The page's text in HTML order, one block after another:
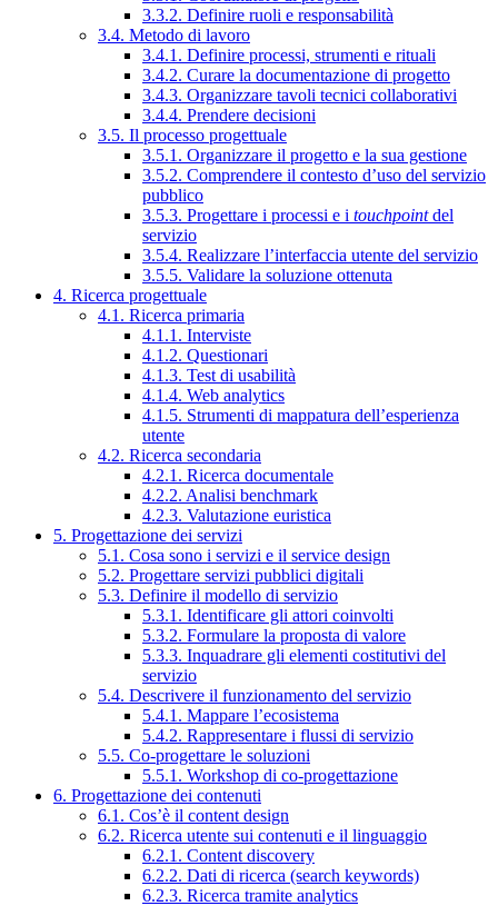
3.3.2. Definire ruoli e responsabilità
3.4. Metodo di lavoro
3.4.1. Definire processi, strumenti e rituali
3.4.2. Curare la documentazione di progetto
3.4.3. Organizzare tavoli tecnici collaborativi
3.4.4. Prendere decisioni
3.5. Il processo progettuale
3.5.1. Organizzare il progetto e la sua gestione
3.5.2. Comprendere il contesto d’uso del servizio
pubblico
3.5.3. Progettare i processi e i touchpointdel
servizio
3.5.4. Realizzare l’interfaccia utente del servizio
3.5.5. Validare la soluzione ottenuta
4. Ricerca progettuale
4.1. Ricerca primaria
4.1.1. Interviste
4.1.2. Questionari
4.1.3. Test di usabilità
4.1.4. Web analytics
4.1.5. Strumenti di mappatura dell’esperienza
utente
4.2. Ricerca secondaria
4.2.1. Ricerca documentale
4.2.2. Analisi benchmark
4.2.3. Valutazione euristica
5. Progettazione dei servizi
5.1. Cosa sono i servizi e il service design
5.2. Progettare servizi pubblici digitali
5.3. Definire il modello di servizio
5.3.1. Identificare gli attori coinvolti
5.3.2. Formulare la proposta di valore
5.3.3. Inquadrare gli elementi costitutivi del
servizio
5.4. Descrivere il funzionamento del servizio
5.4.1. Mappare l’ecosistema
5.4.2. Rappresentare i flussi di servizio
5.5. Co-progettare le soluzioni
5.5.1. Workshop di co-progettazione
6. Progettazione dei contenuti
6.1. Cos’è il content design
6.2. Ricerca utente sui contenuti e il linguaggio
6.2.1. Content discovery
6.2.2. Dati di ricerca (search keywords)
6.2.3. Ricerca tramite analytics